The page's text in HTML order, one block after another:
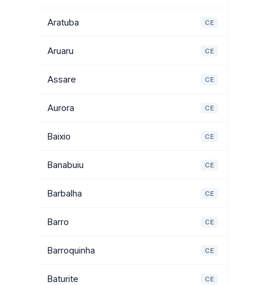
Aratuba CE
Aruaru CE
Assare CE
Aurora CE
Baixio CE
Banabuiu CE
Barbalha CE
Barro CE
Barroquinha CE
Baturite CE